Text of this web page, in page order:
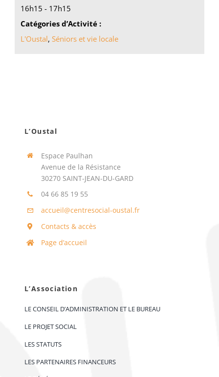
16h15 - 17h15
Catégories d’Activité :
L'Oustal, Séniors et vie locale
L’Oustal
Espace Paulhan
Avenue de la Résistance
30270 SAINT-JEAN-DU-GARD
04 66 85 19 55
accueil@centresocial-oustal.fr
Contacts & accès
Page d’accueil
L’Association
LE CONSEIL D’ADMINISTRATION ET LE BUREAU
LE PROJET SOCIAL
LES STATUTS
LES PARTENAIRES FINANCEURS